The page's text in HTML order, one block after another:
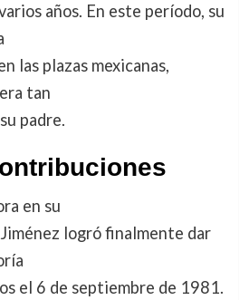
años. En este período, su
las plazas mexicanas,
tan
padre.
en su
logró finalmente dar
el 6 de septiembre de 1981.